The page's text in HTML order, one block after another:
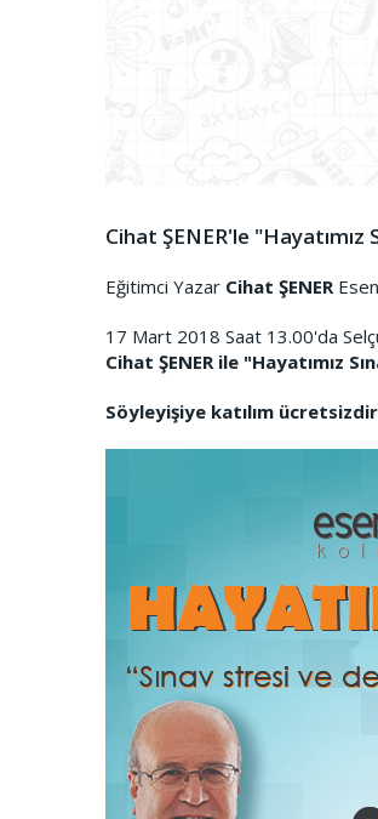
Cihat ŞENER'le
Eğitimci Yazar Cihat ŞENER
17 Mart 2018 Saat 13.00'da
Cihat ŞENER ile "Hayatımız
Söyleyişiye katılım